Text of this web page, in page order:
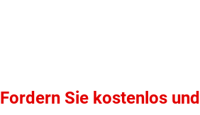
Fordern Sie kostenlos